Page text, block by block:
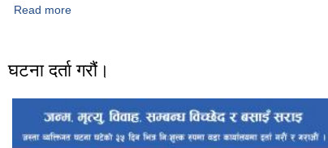
Read more
घटना दर्ता गरौं।